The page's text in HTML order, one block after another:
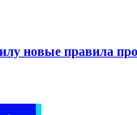
новые правила